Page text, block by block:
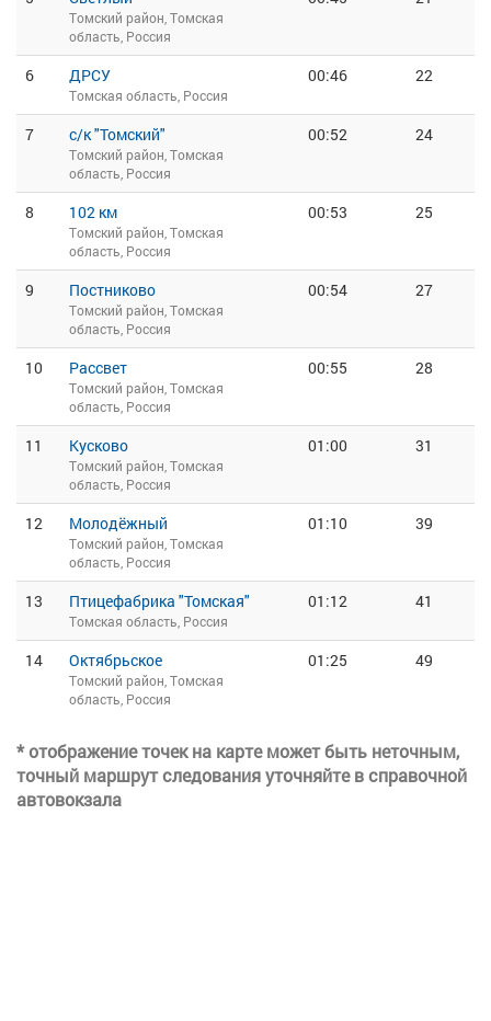
Томский район, Томская
область, Россия
6 ДРСУ
Томская область, Россия
00:46 22
7 с/к "Томский"
Томский район, Томская
область, Россия
00:52 24
8 102 км
Томский район, Томская
область, Россия
00:53 25
9 Постниково
Томский район, Томская
область, Россия
00:54 27
10 Рассвет
Томский район, Томская
область, Россия
00:55 28
11 Кусково
Томский район, Томская
область, Россия
01:00 31
12 Молодёжный
Томский район, Томская
область, Россия
01:10 39
13 Птицефабрика "Томская"
Томская область, Россия
01:12 41
14 Октябрьское
Томский район, Томская
область, Россия
01:25 49
* отображение точек на карте может быть неточным,
точный маршрут следования уточняйте в справочной
автовокзала